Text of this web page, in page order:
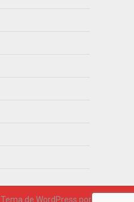
| Tema de WordPress por